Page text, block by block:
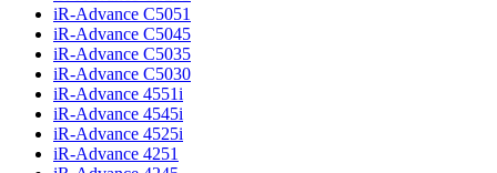
iR-Advance C5051
iR-Advance C5045
iR-Advance C5035
iR-Advance C5030
iR-Advance 4551i
iR-Advance 4545i
iR-Advance 4525i
iR-Advance 4251